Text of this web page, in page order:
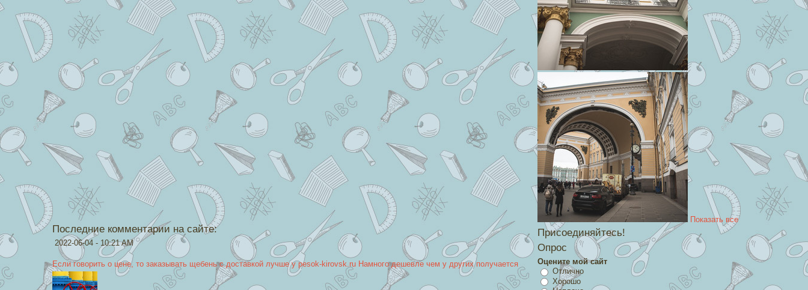
Показать все
Присоединяйтесь!
Опрос
Оцените мой сайт
Отлично
Хорошо
Последние комментарии на сайте:
2022-06-04 - 10:21 AM
Если говорить о цене, то заказывать щебень с доставкой лучше у pesok-kirovsk.ru Намного дешевле чем у других получается